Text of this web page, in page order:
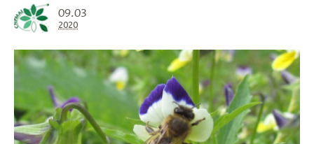
09.03
2020